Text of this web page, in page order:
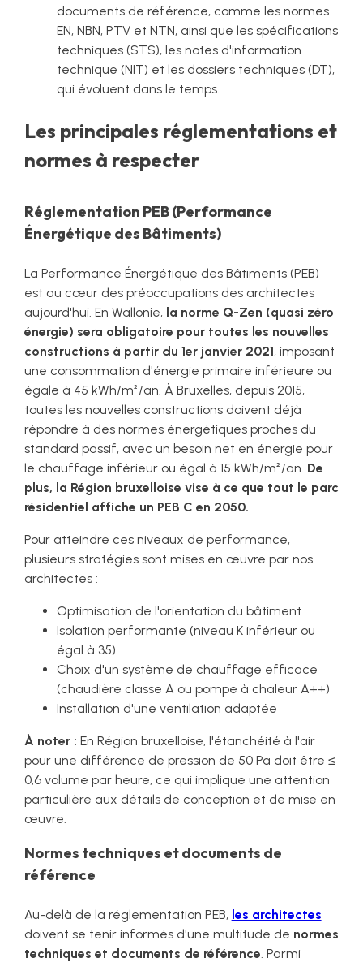
documents de référence, comme les normes
EN, NBN, PTV et NTN, ainsi que les spécifications
techniques (STS), les notes d'information
technique (NIT) et les dossiers techniques (DT),
qui évoluent dans le temps.
Les principales réglementations et
normes à respecter
Réglementation PEB (Performance
Énergétique des Bâtiments)
La Performance Énergétique des Bâtiments (PEB)
est au cœur des préoccupations des architectes
aujourd'hui. En Wallonie, la norme Q-Zen (quasi zéro
énergie) sera obligatoire pour toutes les nouvelles
constructions à partir du 1er janvier 2021, imposant
une consommation d'énergie primaire inférieure ou
égale à 45 kWh/m²/an. À Bruxelles, depuis 2015,
toutes les nouvelles constructions doivent déjà
répondre à des normes énergétiques proches du
standard passif, avec un besoin net en énergie pour
le chauffage inférieur ou égal à 15 kWh/m²/an. De
plus, la Région bruxelloise vise à ce que tout le parc
résidentiel affiche un PEB C en 2050.
Pour atteindre ces niveaux de performance,
plusieurs stratégies sont mises en œuvre par nos
architectes :
Optimisation de l'orientation du bâtiment
Isolation performante (niveau K inférieur ou
égal à 35)
Choix d'un système de chauffage efficace
(chaudière classe A ou pompe à chaleur A++)
Installation d'une ventilation adaptée
À noter : En Région bruxelloise, l'étanchéité à l'air
pour une différence de pression de 50 Pa doit être ≤
0,6 volume par heure, ce qui implique une attention
particulière aux détails de conception et de mise en
œuvre.
Normes techniques et documents de
référence
Au-delà de la réglementation PEB, les architectes
doivent se tenir informés d'une multitude de normes
techniques et documents de référence. Parmi